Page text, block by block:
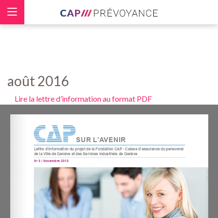
août 2016
Lire la lettre d’information au format PDF
Panneau de gestion des cookies